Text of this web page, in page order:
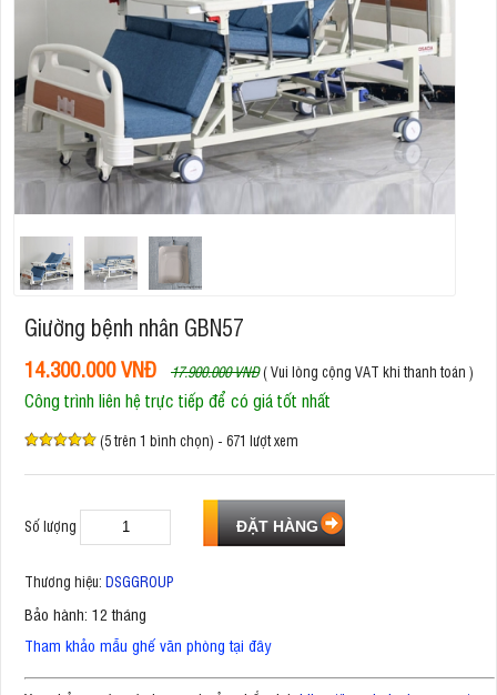
Giường bệnh nhân GBN57
14.300.000 VNĐ 17.900.000 VNĐ( Vui lòng cộng VAT khi thanh toán )
Công trình liên hệ trực tiếp để có giá tốt nhất
(5 trên 1 bình chọn) - 671 lượt xem
Số lượng
Thương hiệu: DSGGROUP
Bảo hành: 12 tháng
Tham khảo mẫu ghế văn phòng tại đây